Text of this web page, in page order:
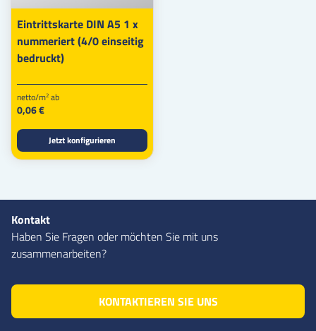
Eintrittskarte DIN A5 1 x
nummeriert (4/0 einseitig
bedruckt)
netto/m2 ab
0,06 €
Jetzt konfigurieren
Kontakt
Haben Sie Fragen oder möchten Sie mit uns
zusammenarbeiten?
KONTAKTIEREN SIE UNS